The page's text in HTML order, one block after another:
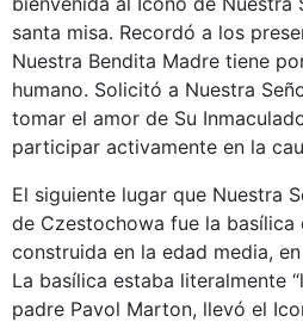
santa misa. Recordó a los
Nuestra Bendita Madre tiene
humano. Solicitó a Nuestra
tomar el amor de Su
participar activamente en la
El siguiente lugar que Nuestra
de Czestochowa fue la basílica
construida en la edad media,
La basílica estaba literalmente
padre Pavol Marton, llevó el